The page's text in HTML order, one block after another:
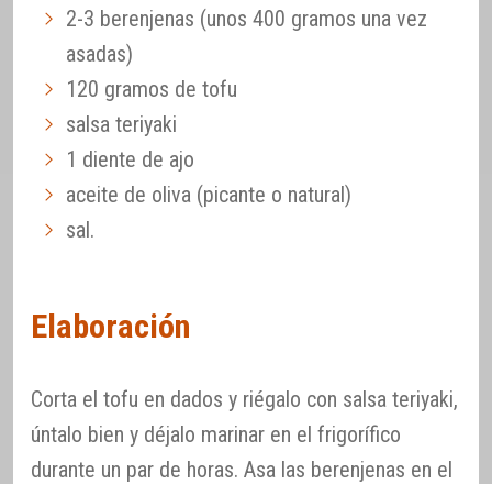
2-3 berenjenas (unos 400 gramos una vez
asadas)
120 gramos de tofu
salsa teriyaki
1 diente de ajo
aceite de oliva (picante o natural)
sal.
Elaboración
Corta el tofu en dados y riégalo con salsa teriyaki,
úntalo bien y déjalo marinar en el frigorífico
durante un par de horas. Asa las berenjenas en el